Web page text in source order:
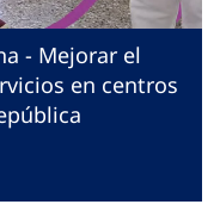
- Mejorar el
en centros